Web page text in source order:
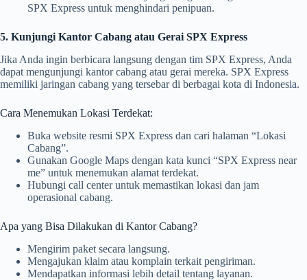
SPX Express untuk menghindari penipuan.
5. Kunjungi Kantor Cabang atau Gerai SPX Express
Jika Anda ingin berbicara langsung dengan tim SPX Express, Anda
dapat mengunjungi kantor cabang atau gerai mereka. SPX Express
memiliki jaringan cabang yang tersebar di berbagai kota di Indonesia.
Cara Menemukan Lokasi Terdekat:
Buka website resmi SPX Express dan cari halaman “Lokasi
Cabang”.
Gunakan Google Maps dengan kata kunci “SPX Express near
me” untuk menemukan alamat terdekat.
Hubungi call center untuk memastikan lokasi dan jam
operasional cabang.
Apa yang Bisa Dilakukan di Kantor Cabang?
Mengirim paket secara langsung.
Mengajukan klaim atau komplain terkait pengiriman.
Mendapatkan informasi lebih detail tentang layanan.